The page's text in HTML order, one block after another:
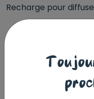
Recharge pour
Livraison à
Non disponible en